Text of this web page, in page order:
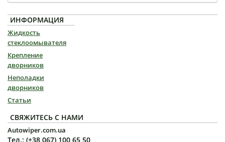
ИНФОРМАЦИЯ
Жидкость
стеклоомывателя
Крепление
дворников
Неполадки
дворников
Статьи
СВЯЖИТЕСЬ С НАМИ
Autowiper.com.ua
Тел.: (+38 067) 100 65 50